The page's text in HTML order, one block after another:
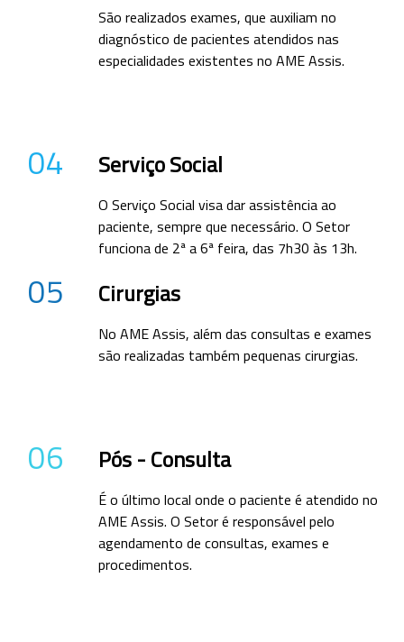
São realizados exames, que auxiliam no
diagnóstico de pacientes atendidos nas
especialidades existentes no AME Assis.
04 Serviço Social
O Serviço Social visa dar assistência ao
paciente, sempre que necessário. O Setor
funciona de 2ª a 6ª feira, das 7h30 às 13h.
05 Cirurgias
No AME Assis, além das consultas e exames
são realizadas também pequenas cirurgias.
06 Pós - Consulta
É o último local onde o paciente é atendido no
AME Assis. O Setor é responsável pelo
agendamento de consultas, exames e
procedimentos.